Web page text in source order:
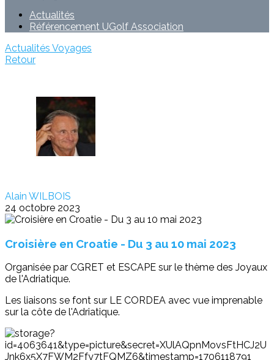
Actualités
Référencement UGolf Association
Actualités Voyages
Retour
Alain WILBOIS
24 octobre 2023
Croisière en Croatie - Du 3 au 10 mai 2023
Organisée par CGRET et ESCAPE sur le thème des Joyaux
de l'Adriatique.
Les liaisons se font sur LE CORDEA avec vue imprenable
sur la côte de l'Adriatique.